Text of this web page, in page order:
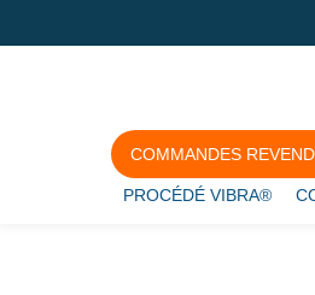
COMMANDES
PROCÉDÉ VIBRA®